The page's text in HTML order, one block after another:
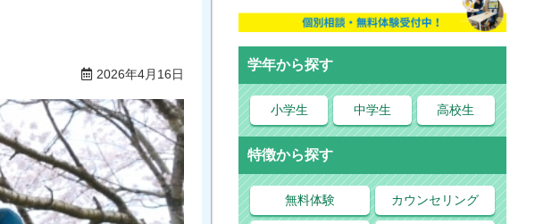
2026年4月16日
学年から探す
小学生 中学生 高校生
特徴から探す
無料体験 カウンセリング